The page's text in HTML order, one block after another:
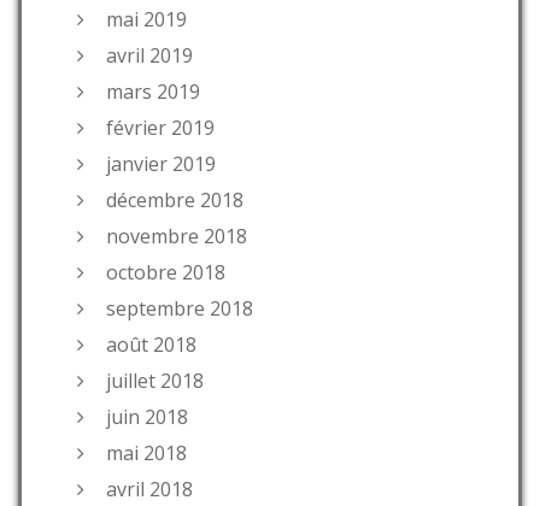
mai 2019
avril 2019
mars 2019
février 2019
janvier 2019
décembre 2018
novembre 2018
octobre 2018
septembre 2018
août 2018
juillet 2018
juin 2018
mai 2018
avril 2018